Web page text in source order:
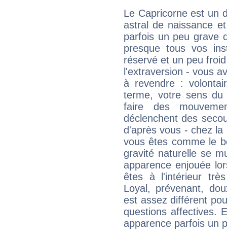
Le Capricorne est un
astral de naissance
parfois un peu grave
presque tous vos
réservé et un peu
l'extraversion - vous
à revendre :
terme, votre sens
faire des
déclenchent des
d'après vous - chez
vous êtes comme le
gravité naturelle se
apparence enjouée
êtes à l'intérieur
Loyal, prévenant,
est assez différent
questions affectives.
apparence parfois un